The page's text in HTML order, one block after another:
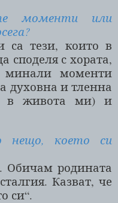
моменти или
са тези, които в
споделя с хората,
минали моменти
духовна и тленна
в живота ми) и
нещо, което си
Обичам родината
Казват, че
си“.